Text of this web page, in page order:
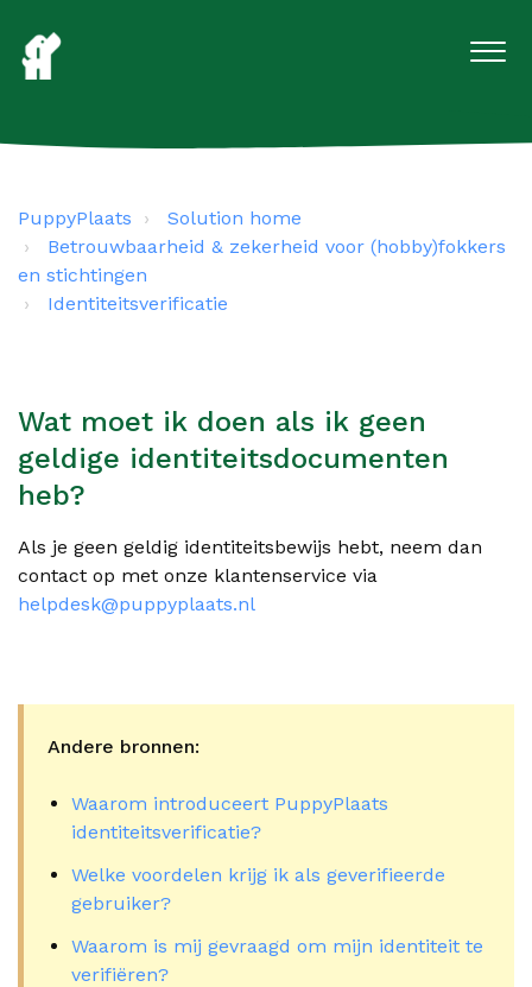
PuppyPlaats
Solution home
Betrouwbaarheid & zekerheid voor (hobby)fokkers
en stichtingen
Identiteitsverificatie
Wat moet ik doen als ik geen
geldige identiteitsdocumenten
heb?
Als je geen geldig identiteitsbewijs hebt, neem dan
contact op met onze klantenservice via
helpdesk@puppyplaats.nl
Andere bronnen:
Waarom introduceert PuppyPlaats
identiteitsverificatie?
Welke voordelen krijg ik als geverifieerde
gebruiker?
Waarom is mij gevraagd om mijn identiteit te
verifiëren?